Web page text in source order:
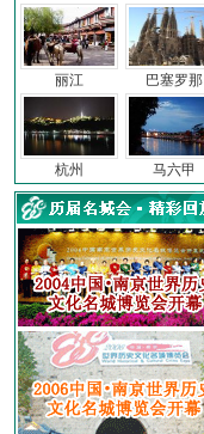
丽江
杭州
巴塞罗那
马六甲